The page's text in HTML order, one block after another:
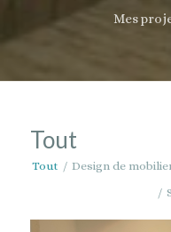
Mes
Tout
Tout / Design de
/